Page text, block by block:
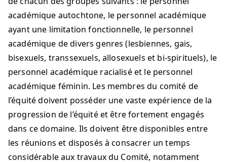
académique autochtone, le personnel académique
ayant une limitation fonctionnelle, le personnel
académique de divers genres (lesbiennes, gais,
bisexuels, transsexuels, allosexuels et bi-spirituels), le
personnel académique racialisé et le personnel
académique féminin. Les membres du comité de
l’équité doivent posséder une vaste expérience de la
progression de l’équité et être fortement engagés
dans ce domaine. Ils doivent être disponibles entre
les réunions et disposés à consacrer un temps
considérable aux travaux du Comité, notamment